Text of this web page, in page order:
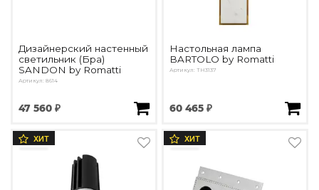
Дизайнерский настенный
светильник (Бра)
SANDON by Romatti
Артикул: 8614
47 560 ₽
Настольная лампа
BARTOLO by Romatti
Артикул: ТН3137
60 465 ₽
ХИТ ХИТ